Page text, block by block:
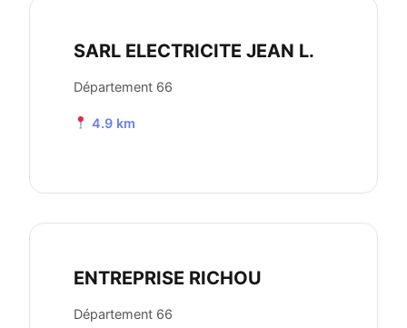
SARL ELECTRICITE JEAN L.
Département 66
4.9 km
ENTREPRISE RICHOU
Département 66